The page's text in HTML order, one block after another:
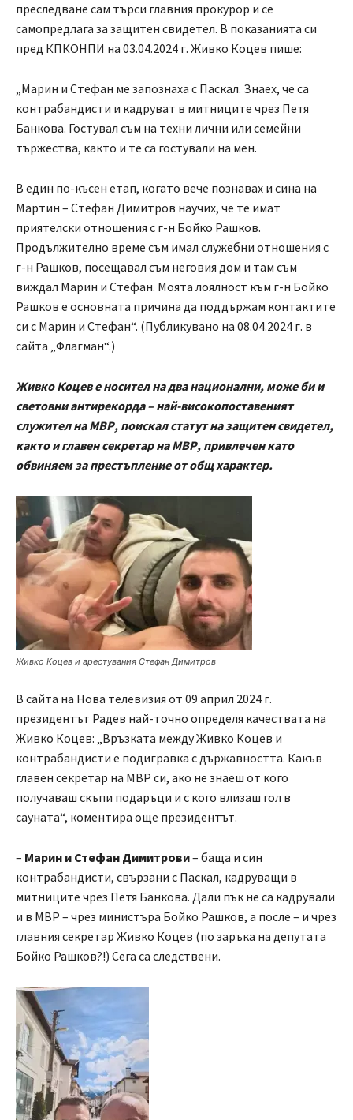
преследване сам търси главния прокурор и се
самопредлага за защитен свидетел. В показанията си
пред КПКОНПИ на 03.04.2024 г. Живко Коцев пише:
„Марин и Стефан ме запознаха с Паскал. Знаех, че са
контрабандисти и кадруват в митниците чрез Петя
Банкова. Гостувал съм на техни лични или семейни
тържества, както и те са гостували на мен.
В един по-късен етап, когато вече познавах и сина на
Мартин – Стефан Димитров научих, че те имат
приятелски отношения с г-н Бойко Рашков.
Продължително време съм имал служебни отношения с
г-н Рашков, посещавал съм неговия дом и там съм
виждал Марин и Стефан. Моята лоялност към г-н Бойко
Рашков е основната причина да поддържам контактите
си с Марин и Стефан“. (Публикувано на 08.04.2024 г. в
сайта „Флагман“.)
Живко Коцев е носител на два национални, може би и
световни антирекорда – най-високопоставеният
служител на МВР, поискал статут на защитен свидетел,
както и главен секретар на МВР, привлечен като
обвиняем за престъпление от общ характер.
Живко Коцев и арестувания Стефан Димитров
В сайта на Нова телевизия от 09 април 2024 г.
президентът Радев най-точно определя качествата на
Живко Коцев: „Връзката между Живко Коцев и
контрабандисти е подигравка с държавността. Какъв
главен секретар на МВР си, ако не знаеш от кого
получаваш скъпи подаръци и с кого влизаш гол в
сауната“, коментира още президентът.
– Марин и Стефан Димитрови– баща и син
контрабандисти, свързани с Паскал, кадруващи в
митниците чрез Петя Банкова. Дали пък не са кадрували
и в МВР – чрез министъра Бойко Рашков, а после – и чрез
главния секретар Живко Коцев (по заръка на депутата
Бойко Рашков?!) Сега са следствени.